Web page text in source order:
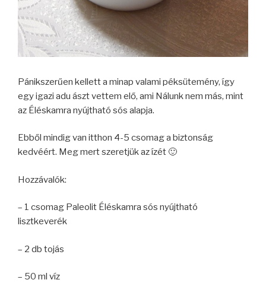
Pánikszerűen kellett a minap valami péksütemény, így
egy igazi adu ászt vettem elő, ami Nálunk nem más, mint
az Éléskamra nyújtható sós alapja.
Ebből mindig van itthon 4-5 csomag a biztonság
kedvéért. Meg mert szeretjük az ízét 🙂
Hozzávalók:
– 1 csomag Paleolit Éléskamra sós nyújtható
lisztkeverék
– 2 db tojás
– 50 ml víz